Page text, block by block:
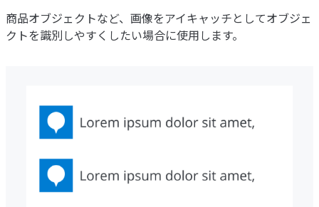
商品オブジェクトなど、画像をアイキャッチとしてオブジェ
クトを識別しやすくしたい場合に使用します。